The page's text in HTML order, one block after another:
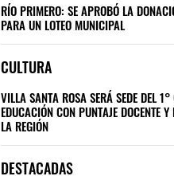
RÍO PRIMERO: SE APROBÓ LA
PARA UN LOTEO MUNICIPAL
CULTURA
VILLA SANTA ROSA SERÁ SEDE DEL 1°
EDUCACIÓN CON PUNTAJE DOCENTE
LA REGIÓN
DESTACADAS